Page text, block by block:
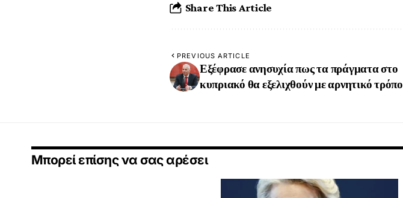
Share This Article
PREVIOUS ARTICLE
Εξέφρασε ανησυχία πως τα πράγματα στο
κυπριακό θα εξελιχθούν με αρνητικό τρόπο
Μπορεί επίσης να σας αρέσει